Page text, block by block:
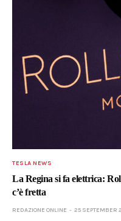
TESLA NEWS
La Regina si fa elettrica:
c’è fretta
REDAZIONE ONLINE 25 SEPTEMBER